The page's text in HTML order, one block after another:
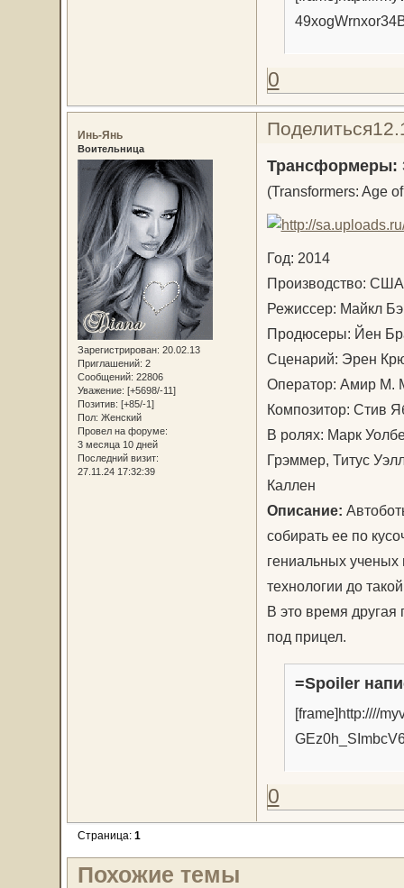
0
Поделиться
Инь-Янь
Воительница
Зарегистрирован: 20.02.13
Приглашений: 2
Сообщений: 22806
Уважение: [+5698/-11]
Позитив: [+85/-1]
Пол: Женский
Провел на форуме:
3 месяца 10 дней
Последний визит:
27.11.24 17:32:39
Трансформеры:
(Transformers: Age
Год: 2014
Производство:
Режиссер: Майкл
Продюсеры: Йен
Сценарий: Эрен
Оператор: Амир
Композитор: Стив
В ролях: Марк
Грэммер, Титус
Каллен
Описание:
собирать ее по
гениальных ученых
технологии до
В это время
под прицел.
=Spoiler
[frame]http:////
0
Страница: 1
Похожие темы